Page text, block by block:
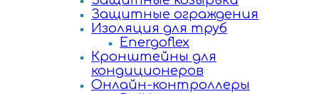
Защитные ограждения
Изоляция для труб
Energoflex
Кронштейны для
кондиционеров
Онлайн-контроллеры